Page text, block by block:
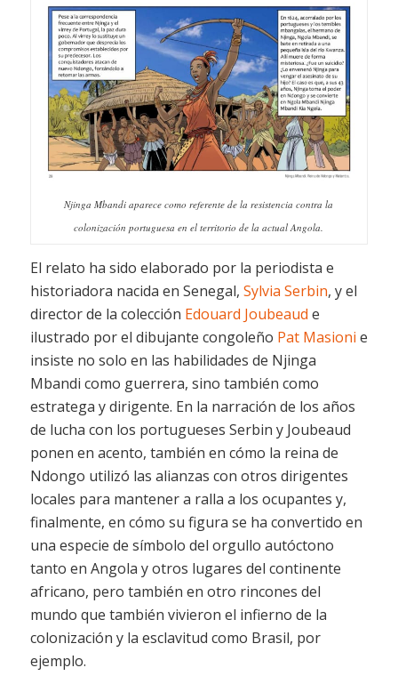
Njinga Mbandi aparece como referente de la resistencia contra la
colonización portuguesa en el territorio de la actual Angola.
El relato ha sido elaborado por la periodista e
historiadora nacida en Senegal, Sylvia Serbin, y el
director de la colección Edouard Joubeaud e
ilustrado por el dibujante congoleño Pat Masioni e
insiste no solo en las habilidades de Njinga
Mbandi como guerrera, sino también como
estratega y dirigente. En la narración de los años
de lucha con los portugueses Serbin y Joubeaud
ponen en acento, también en cómo la reina de
Ndongo utilizó las alianzas con otros dirigentes
locales para mantener a ralla a los ocupantes y,
finalmente, en cómo su figura se ha convertido en
una especie de símbolo del orgullo autóctono
tanto en Angola y otros lugares del continente
africano, pero también en otro rincones del
mundo que también vivieron el infierno de la
colonización y la esclavitud como Brasil, por
ejemplo.